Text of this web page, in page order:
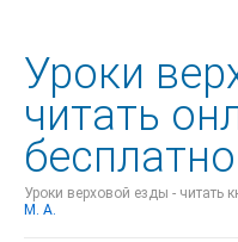
Уроки
читать
бесплатно
Уроки верховой езды - читать
М. А.